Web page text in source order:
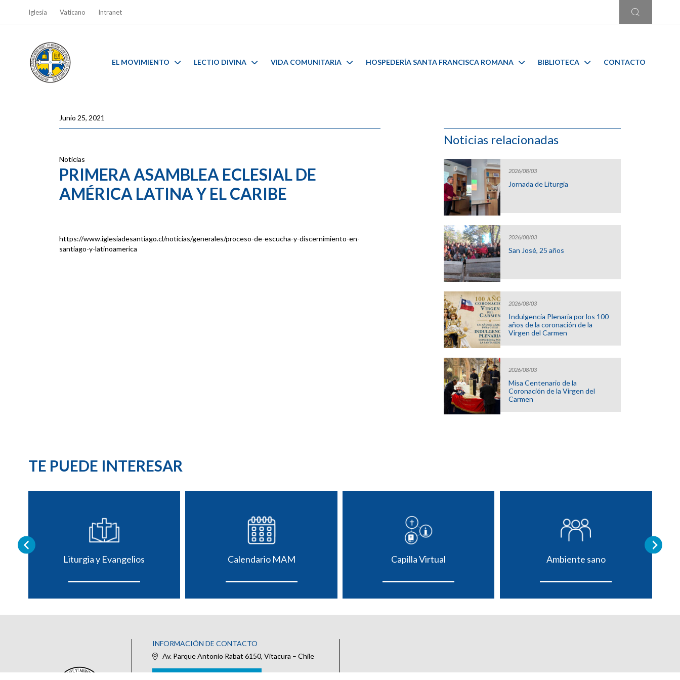
Iglesia Vaticano Intranet
EL MOVIMIENTO LECTIO DIVINA VIDA COMUNITARIA HOSPEDERÍA SANTA FRANCISCA ROMANA BIBLIOTECA CONTACTO
Junio 25, 2021
Noticias
PRIMERA ASAMBLEA ECLESIAL DE
AMÉRICA LATINA Y EL CARIBE
https://www.iglesiadesantiago.cl/noticias/generales/proceso-de-escucha-y-discernimiento-en-
santiago-y-latinoamerica
Noticias relacionadas
2026/08/03
Jornada de Liturgia
2026/08/03
San José, 25 años
2026/08/03
Indulgencia Plenaria por los 100
años de la coronación de la
Virgen del Carmen
2026/08/03
Misa Centenario de la
Coronación de la Virgen del
Carmen
TE PUEDE INTERESAR
Liturgia y Evangelios Calendario MAM Capilla Virtual Ambiente sano
INFORMACIÓN DE CONTACTO
Av. Parque Antonio Rabat 6150, Vitacura – Chile